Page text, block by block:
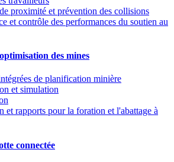
proximité et prévention des collisions
et contrôle des performances du soutien au
des mines
de planification minière
et simulation
et rapports pour la foration et l'abattage à
connectée